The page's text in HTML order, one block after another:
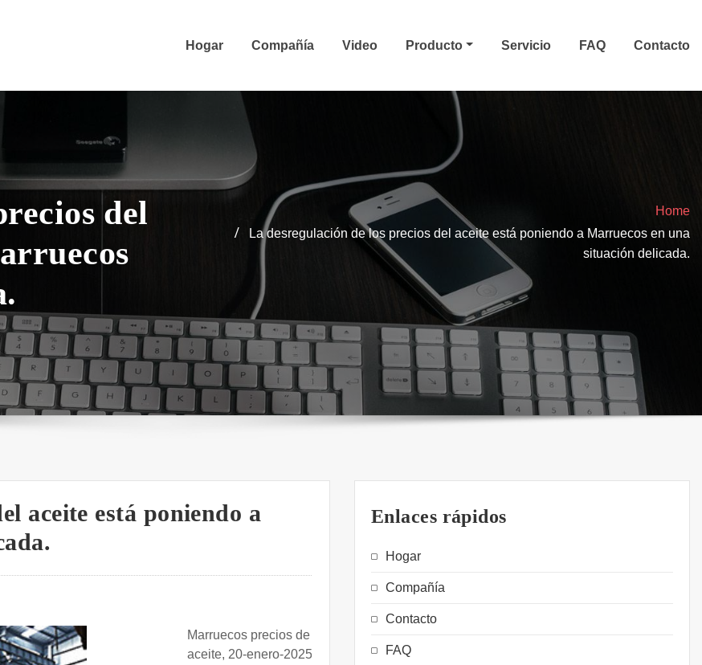
Hogar Compañía Video Producto Servicio FAQ Contacto
del
Home
La desregulación de los precios del aceite está poniendo a Marruecos en una
situación delicada.
aceite está poniendo a
Marruecos precios de la
aceite, 20-enero-2025.
Enlaces rápidos
Hogar
Compañía
Contacto
FAQ